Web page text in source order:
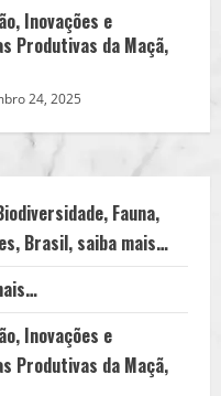
Inovações e
Produtivas da Maçã,
24, 2025
Fauna,
Brasil, saiba mais…
Inovações e
Produtivas da Maçã,